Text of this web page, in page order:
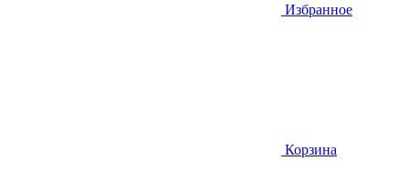
Избранное
Корзина